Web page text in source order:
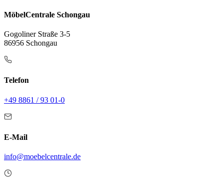
MöbelCentrale Schongau
Gogoliner Straße 3-5
86956 Schongau
Telefon
+49 8861 / 93 01-0
E-Mail
info@moebelcentrale.de